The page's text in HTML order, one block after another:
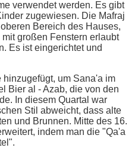
verwendet werden. Es gibt
zugewiesen. Die Mafraj
Bereich des Hauses,
großen Fenstern erlaubt
Es ist eingerichtet und
um Sana'a im
Bier al - Azab, die von den
In diesem Quartal war
Stil abweicht, dass alte
und Brunnen. Mitte des 16.
indem man die "Qa'a